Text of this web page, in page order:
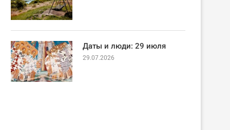
Даты и люди: 29 июля
29.07.2026